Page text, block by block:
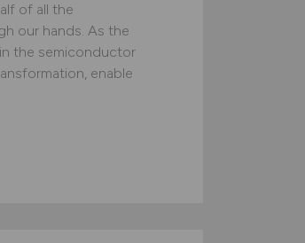
of all the
our hands. As the
the semiconductor
enable